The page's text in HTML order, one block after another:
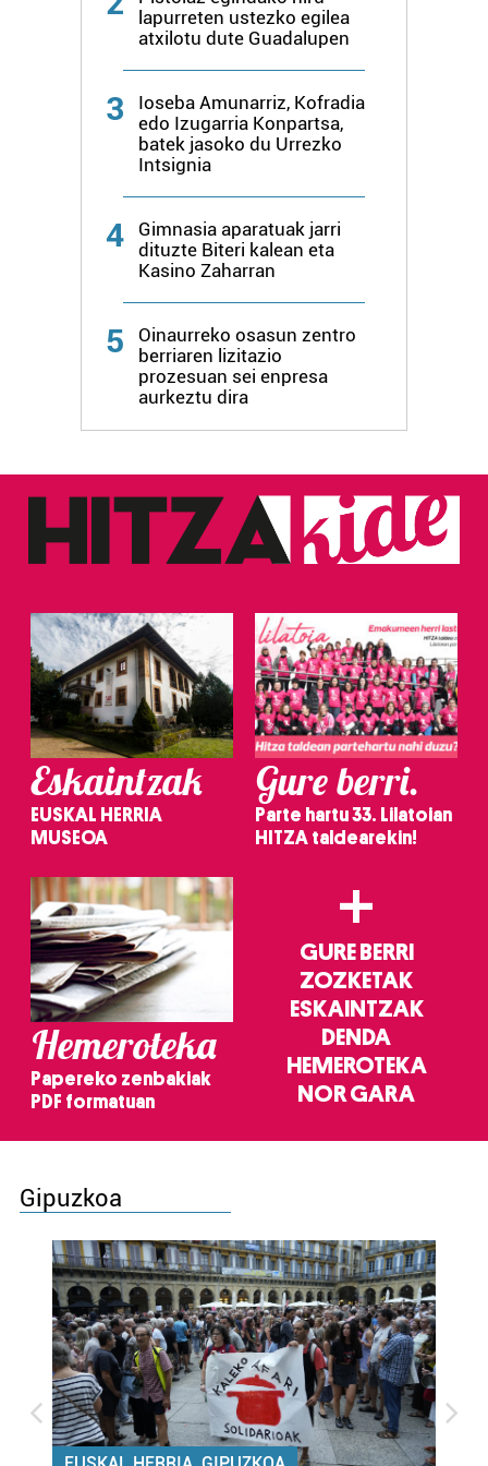
lapurreten ustezko egilea
atxilotu dute Guadalupen
3
Ioseba Amunarriz, Kofradia
edo Izugarria Konpartsa,
batek jasoko du Urrezko
Intsignia
4
Gimnasia aparatuak jarri
dituzte Biteri kalean eta
Kasino Zaharran
5
Oinaurreko osasun zentro
berriaren lizitazio
prozesuan sei enpresa
aurkeztu dira
Eskaintzak
EUSKAL HERRIA
MUSEOA
Gure berri.
Parte hartu 33. Lilatoian
HITZA taldearekin!
Hemeroteka
Papereko zenbakiak
PDF formatuan
+
GURE BERRI
ZOZKETAK
ESKAINTZAK
DENDA
HEMEROTEKA
NOR GARA
Gipuzkoa